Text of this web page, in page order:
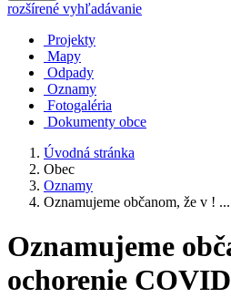
rozšírené vyhľadávanie
Projekty
Mapy
Odpady
Oznamy
Fotogaléria
Dokumenty obce
Úvodná stránka
Obec
Oznamy
Oznamujeme občanom, že v ! ...
Oznamujeme
ochorenie